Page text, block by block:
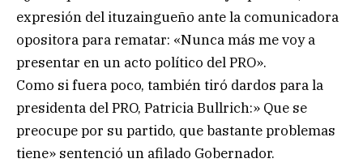
expresión del ituzaingueño ante la comunicadora
opositora para rematar: «Nunca más me voy a
presentar en un acto político del PRO».
Como si fuera poco, también tiró dardos para la
presidenta del PRO, Patricia Bullrich:» Que se
preocupe por su partido, que bastante problemas
tiene» sentenció un afilado Gobernador.